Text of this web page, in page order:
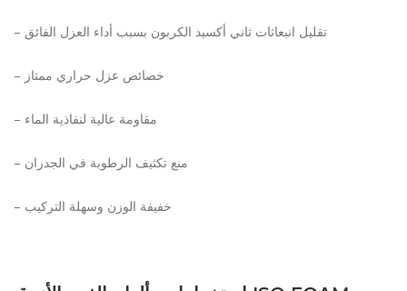
– تقليل انبعاثات ثاني أكسيد الكربون بسبب أداء العزل الفائق
– خصائص عزل حراري ممتاز
– مقاومة عالية لنفاذية الماء
– منع تكثيف الرطوبة في الجدران
– خفيفة الوزن وسهلة التركيب